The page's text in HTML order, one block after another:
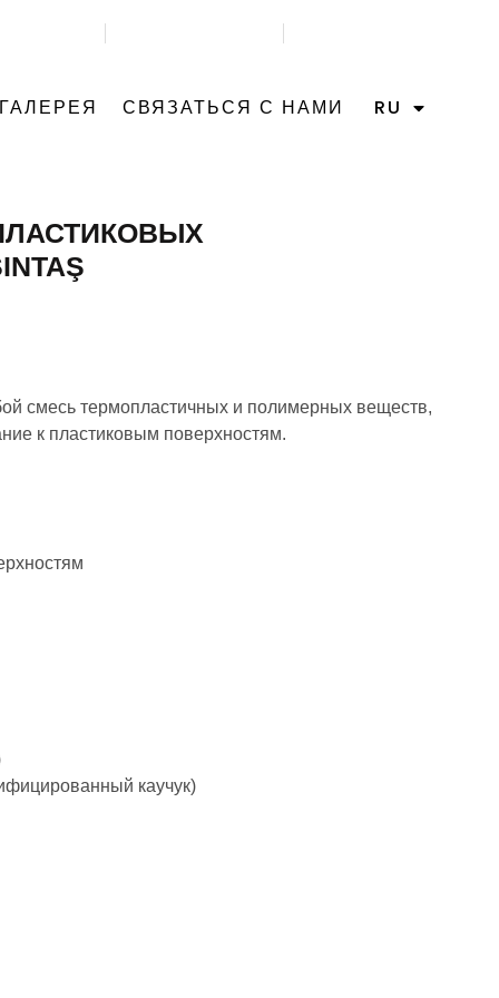
ГАЛЕРЕЯ СВЯЗАТЬСЯ С НАМИ RU
смесь термопластичных и полимерных веществ,
к пластиковым поверхностям.
каучук)